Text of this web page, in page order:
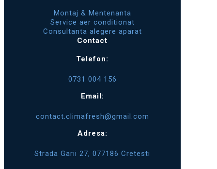
Montaj & Mentenanta
Service aer conditionat
Consultanta alegere aparat
Contact
Telefon:
0731 004 156
Email:
contact.climafresh@gmail.com
Adresa:
Strada Garii 27, 077186 Cretesti